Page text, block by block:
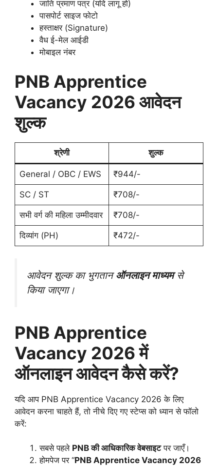
जाति प्रमाण पत्र (यदि लागू हो)
पासपोर्ट साइज फोटो
हस्ताक्षर (Signature)
वैध ई-मेल आईडी
मोबाइल नंबर
PNB Apprentice
Vacancy 2026 आवेदन
शुल्क
श्रेणी शुल्क
General / OBC / EWS ₹944/-
SC / ST ₹708/-
सभी वर्ग की महिला उम्मीदवार ₹708/-
दिव्यांग (PH) ₹472/-
आवेदन शुल्क का भुगतानऑनलाइन माध्यमसे
किया जाएगा।
PNB Apprentice
Vacancy 2026 में
ऑनलाइन आवेदन कैसे करें?
यदि आप PNB Apprentice Vacancy 2026 के लिए
आवेदन करना चाहते हैं, तो नीचे दिए गए स्टेप्स को ध्यान से फॉलो
करें:
सबसे पहले PNB की आधिकारिक वेबसाइटपर जाएँ।
होमपेज पर “PNB Apprentice Vacancy 2026